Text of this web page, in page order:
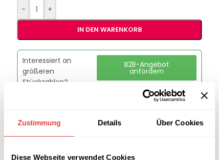
Zustimmung Details Über Cookies
Diese Webseite verwendet Cookies
- +
IN DEN WARENKORB
Interessiert an
größeren
Stückzahlen?
B2B-Angebot
anfordern
Kategorie:
Gastro Uzal